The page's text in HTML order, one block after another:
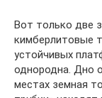
Вот только две
кимберлитовые
устойчивых
однородна. Дно
местах земная